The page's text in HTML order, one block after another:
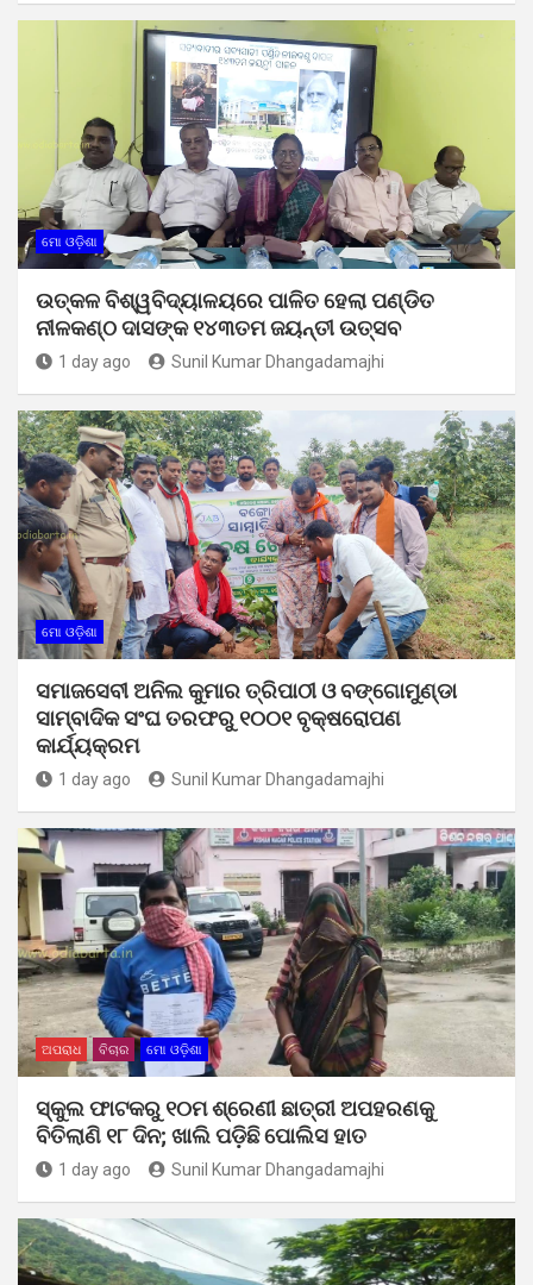
ମୋ ଓଡ଼ିଶା
ଉତ୍କଳ ବିଶ୍ୱବିଦ୍ୟାଳୟରେ ପାଳିତ ହେଲା ପଣ୍ଡିତ
ନୀଳକଣ୍ଠ ଦାସଙ୍କ ୧୪୩ତମ ଜୟନ୍ତୀ ଉତ୍ସବ
1 day ago Sunil Kumar Dhangadamajhi
ମୋ ଓଡ଼ିଶା
ସମାଜସେବୀ ଅନିଲ କୁମାର ତ୍ରିପାଠୀ ଓ ବଙ୍ଗୋମୁଣ୍ଡା
ସାମ୍ବାଦିକ ସଂଘ ତରଫରୁ ୧୦୦୧ ବୃକ୍ଷରୋପଣ
କାର୍ଯ୍ୟକ୍ରମ
1 day ago Sunil Kumar Dhangadamajhi
ଅପରାଧ ବିଚାର ମୋ ଓଡ଼ିଶା
ସ୍କୁଲ ଫାଟକରୁ ୧୦ମ ଶ୍ରେଣୀ ଛାତ୍ରୀ ଅପହରଣକୁ
ବିତିଲାଣି ୧୮ ଦିନ; ଖାଲି ପଡ଼ିଛି ପୋଲିସ ହାତ
1 day ago Sunil Kumar Dhangadamajhi